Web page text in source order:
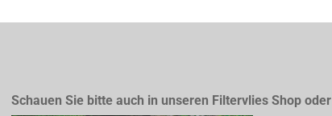
Schauen Sie bitte auch in unseren Filtervlies Shop oder